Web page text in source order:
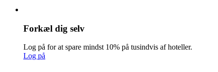
Forkæl dig selv
Log på for at spare mindst 10% på tusindvis af hoteller.
Log på